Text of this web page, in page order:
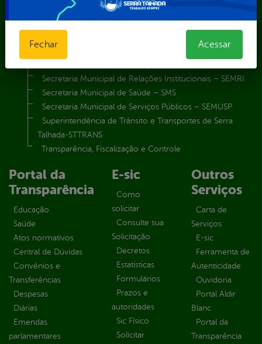
Secretaria Municipal de Esporte e Lazer – SEMEL
Secretaria Municipal de Finanças – SECFIN
Secretaria Municipal de Relações Institucionais – SEMRI
Secretaria Municipal de Saúde – SMS
Secretaria Municipal de Serviços Públicos – SEMUSP
Superintendência de Trânsito e Transportes de Serra
Talhada-STTRANS
Transparência, Fiscalização e Controle
Portal da
Transparência
Educação
Saúde
Atos normativos
Central de Dúvidas
Convênios e
Transferências
Despesas
Diárias
Emendas
parlamentares
E-sic
Como
solicitar
Consulte sua
Solicitação
Decretos
Estatísticas
Formulários
Prazos e
autoridades
Sic Físico
Solicitar
Outros
Serviços
Carta de
Serviços
E-sic
Ferramenta de
Autenticidade
Ouvidoria
Portal Aldir
Blanc
Portal da
Transparência
Fechar Acessar